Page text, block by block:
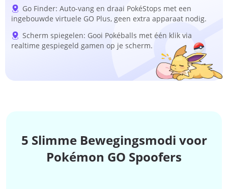
Go Finder: Auto-vang en draai PokéStops met een
ingebouwde virtuele GO Plus, geen extra apparaat nodig.
Scherm spiegelen: Gooi Pokéballs met één klik via
realtime gespiegeld gamen op je scherm.
5 Slimme Bewegingsmodi voor
Pokémon GO Spoofers